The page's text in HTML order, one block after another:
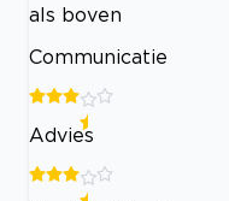
als boven
Communicatie
Advies